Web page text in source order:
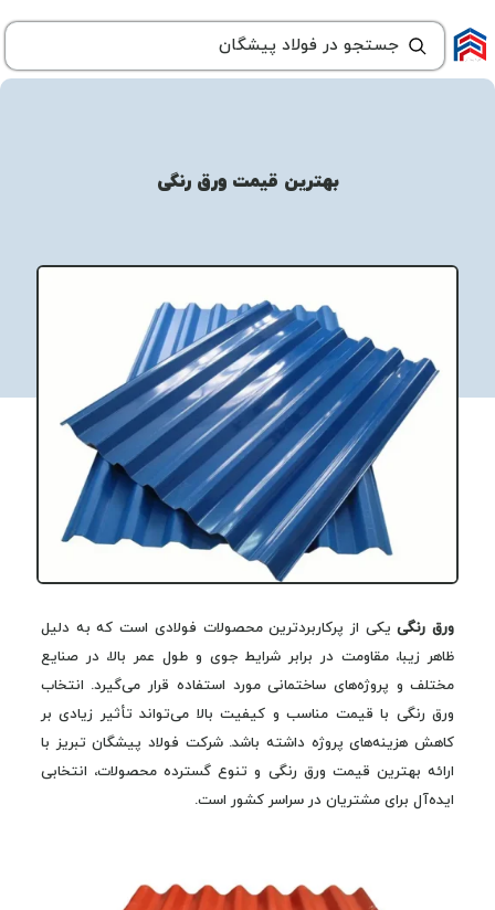
بهترین قیمت ورق رنگی
ورق رنگییکی از پرکاربردترین محصولات فولادی است که به دلیل
ظاهر زیبا، مقاومت در برابر شرایط جوی و طول عمر بالا، در صنایع
مختلف و پروژه‌های ساختمانی مورد استفاده قرار می‌گیرد. انتخاب
ورق رنگی با قیمت مناسب و کیفیت بالا می‌تواند تأثیر زیادی بر
کاهش هزینه‌های پروژه داشته باشد. شرکت فولاد پیشگان تبریز با
ارائه بهترین قیمت ورق رنگی و تنوع گسترده محصولات، انتخابی
ایده‌آل برای مشتریان در سراسر کشور است.